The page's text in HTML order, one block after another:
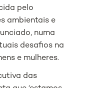
pelo
ambientais e
numa
desafios na
e mulheres.
das